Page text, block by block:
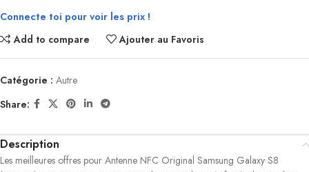
Connecte toi pour voir les prix !
Add to compare Ajouter au Favoris
Catégorie : Autre
Share:
Description
Les meilleures offres pour Antenne NFC Original Samsung Galaxy S8